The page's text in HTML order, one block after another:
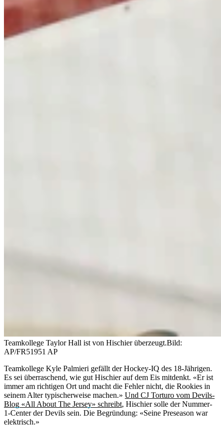
Teamkollege Taylor Hall ist von Hischier überzeugt.Bild:
AP/FR51951 AP
Teamkollege Kyle Palmieri gefällt der Hockey-IQ des 18-Jährigen.
Es sei überraschend, wie gut Hischier auf dem Eis mitdenkt. «Er ist
immer am richtigen Ort und macht die Fehler nicht, die Rookies in
seinem Alter typischerweise machen.» Und CJ Torturo vom Devils-
Blog «All About The Jersey» schreibt, Hischier solle der Nummer-
1-Center der Devils sein. Die Begründung: «Seine Preseason war
elektrisch.»